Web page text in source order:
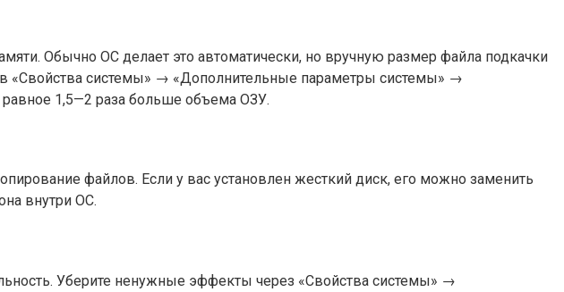
Обычно ОС делает это автоматически, но вручную размер файла подкачки
в «Свойства системы» → «Дополнительные параметры системы» →
равное 1,5—2 раза больше объема ОЗУ.
файлов. Если у вас установлен жесткий диск, его можно заменить
внутри ОС.
Уберите ненужные эффекты через «Свойства системы» →